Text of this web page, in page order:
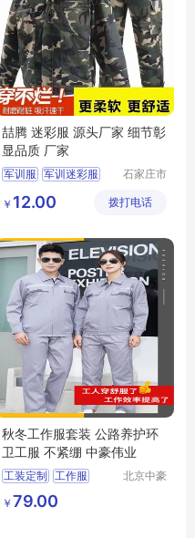
喆腾 迷彩服 源头厂家 细节彰
显品质 厂家
军训服 军训迷彩服
石家庄市
有限公司
￥ 12.00 拨打电话
秋冬工作服套装 公路养护环
卫工服 不紧绷 中豪伟业
工装定制 工作服
北京中豪
￥ 79.00